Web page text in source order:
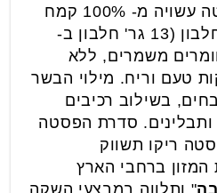
. הפסטה עשויה מ- 100% קמח
דורום איכותי עשיר בחלבון (13 גר' חלבון ב-
חומרים משמרים, ללא
טעם וריח. מילוי הבשר
בשילוב רכיבים
ותבלינים. סדרת הפסטה
ריקו תשווק
ברחבי הארץ